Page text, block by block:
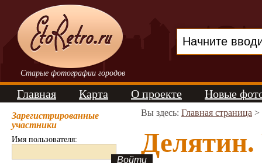
Старые фотографии городов
Главная Карта О проекте Новые
Зарегистрированные
участники
Имя пользователя:
Вы здесь: Главная страница >